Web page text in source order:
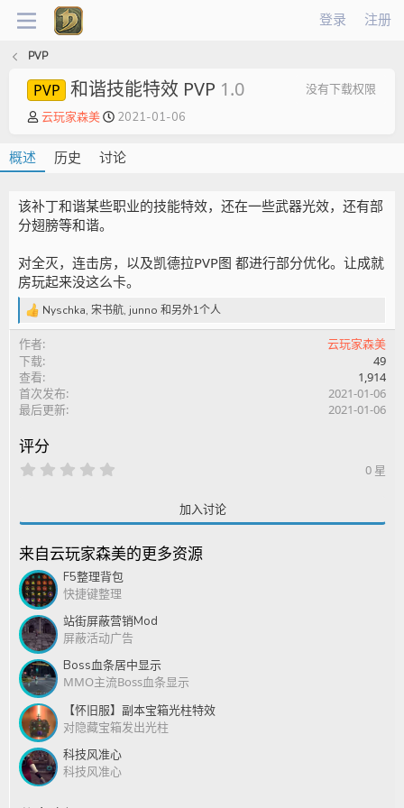
登录 注册
PVP
PVP 和谐技能特效 PVP 1.0
没有下载权限
作
云玩家森美
创
日
期
2021-01-06
概述 历史 讨论
该补丁和谐某些职业的技能特效，还在一些武器光效，还有部
分翅膀等和谐。
对全灭，连击房，以及凯德拉PVP图 都进行部分优化。让成就
房玩起来没这么卡。
反
馈
:
Nyschka, 宋书航, junno 和另外1个人
作者
云玩家森美
下载
49
查看
1,914
首次发布
2021-01-06
最后更新
2021-01-06
评分
星
0 星
加入讨论
来自云玩家森美的更多资源
F5整理背包
快捷键整理
站街屏蔽营销Mod
屏蔽活动广告
Boss血条居中显示
MMO主流Boss血条显示
【怀旧服】副本宝箱光柱特效
对隐藏宝箱发出光柱
科技风准心
科技风准心